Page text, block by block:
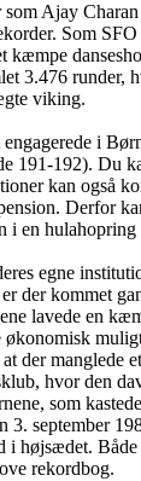
Ajay
Som
kæmpe
3.476
viking.
i
191-192). Du
kan også
Derfor
i en hulahopring
egne
der kommet
lavede en
der
hvor den
som
september
i højsædet.
rekordbog.